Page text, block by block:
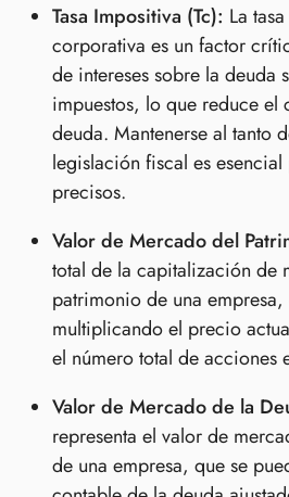
Tasa Impositiva (Tc): La
corporativa es un factor
de intereses sobre la deuda
impuestos, lo que reduce el
deuda. Mantenerse al tanto
legislación fiscal es
precisos.
Valor de Mercado del
total de la capitalización de
patrimonio de una
multiplicando el precio
el número total de acciones
Valor de Mercado de la
representa el valor de
de una empresa, que se